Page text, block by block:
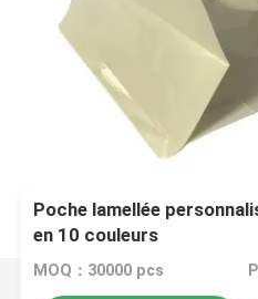
Poche lamellée
en 10 couleurs
MOQ：30000 pcs